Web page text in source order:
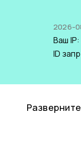
2026-
Ваш IP:
ID